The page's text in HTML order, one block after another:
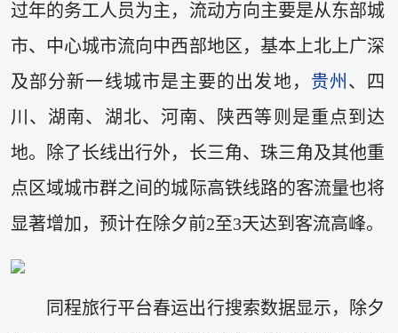
过年的务工人员为主，流动方向主要是从东部城
市、中心城市流向中西部地区，基本上北上广深
及部分新一线城市是主要的出发地， 贵州 、四
川、湖南、湖北、河南、陕西等则是重点到达
地。除了长线出行外，长三角、珠三角及其他重
点区域城市群之间的城际高铁线路的客流量也将
显著增加，预计在除夕前2至3天达到客流高峰。
同程旅行平台春运出行搜索数据显示，除夕